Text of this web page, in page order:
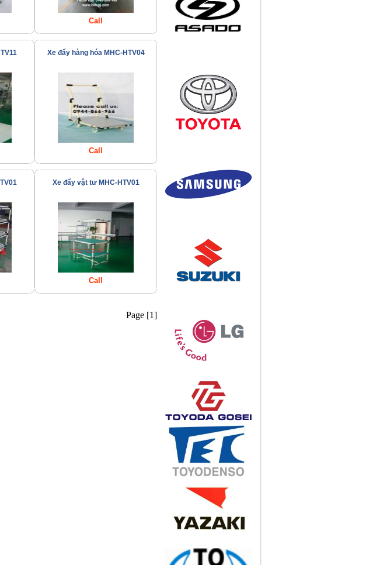
Call
Xe đẩy hàng hóa MHC-HTV04
Call
Xe đẩy vật tư MHC-HTV01
Call
Page [1]
Samsung Galaxy Note so
dáng với Nokia N9 và
iPhone 4
Quần áo phòng sạch -
Huyền thoại Steve Jobs
qua đời ở tuổi 56
Bàn thao tác, giá kệ, xe
đẩy, vật tư, khu công
nghiệp, băng tải....
Call
Ống chống tĩnh điện
Call
Ống INOX
Call
Khớp nối H-1
Call
Khớp nối H-1B
Call
Khớp nối ASADO HJ-1
Call
Khớp nối ASADO HJ-2
Call